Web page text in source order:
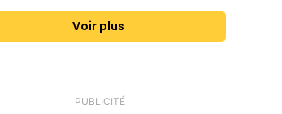
Voir plus
PUBLICITÉ